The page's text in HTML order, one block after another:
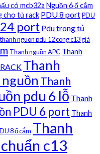
có mcb32a Nguồn 6 ổ cắm
cho tủ rack PDU 8 portPDU
port Pdu trong tủ
thanh nguon pdu 12 cong c13 giá
Thanh nguồn APC Thanh
Thanh
Thanh
pdu 6 lỗ Thanh
PDU 6 port Thanh
8 ổ cắm Thanh
c13